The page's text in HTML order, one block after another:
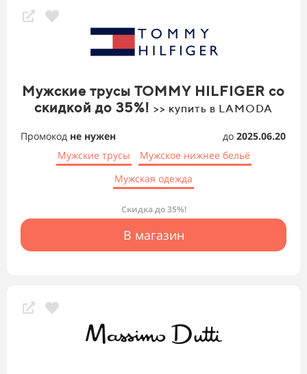
Мужские трусы TOMMY HILFIGER со
скидкой до 35%! >> купить в LAMODA
Промокод не нужен до 2025.06.20
Мужские трусы
Мужское нижнее бельё
Мужская одежда
Скидка до 35%!
В магазин